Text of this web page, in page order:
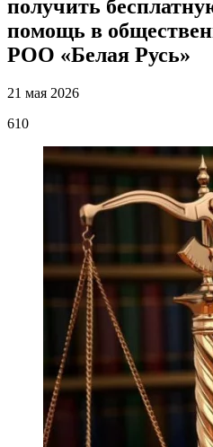
получить
помощь в
РОО «Белая Русь»
21 мая 2026
610